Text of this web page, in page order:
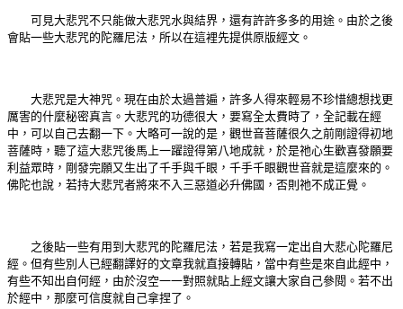
可見大悲咒不只能做大悲咒水與結界，還有許許多多的用途。由於之後
會貼一些大悲咒的陀羅尼法，所以在這裡先提供原版經文。
大悲咒是大神咒。現在由於太過普遍，許多人得來輕易不珍惜總想找更
厲害的什麼秘密真言。大悲咒的功德很大，要寫全太費時了，全記載在經
中，可以自己去翻一下。大略可一說的是，觀世音菩薩很久之前剛證得初地
菩薩時，聽了這大悲咒後馬上一躍證得第八地成就，於是祂心生歡喜發願要
利益眾時，剛發完願又生出了千手與千眼，千手千眼觀世音就是這麼來的。
佛陀也說，若持大悲咒者將來不入三惡道必升佛國，否則祂不成正覺。
之後貼一些有用到大悲咒的陀羅尼法，若是我寫一定出自大悲心陀羅尼
經。但有些別人已經翻譯好的文章我就直接轉貼，當中有些是來自此經中，
有些不知出自何經，由於沒空一一對照就貼上經文讓大家自己參閱。若不出
於經中，那麼可信度就自己拿捏了。